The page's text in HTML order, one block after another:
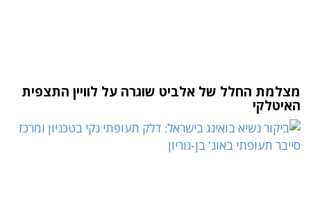
מצלמת החלל של אלביט שוגרה על לוויין התצפית
האיטלקי